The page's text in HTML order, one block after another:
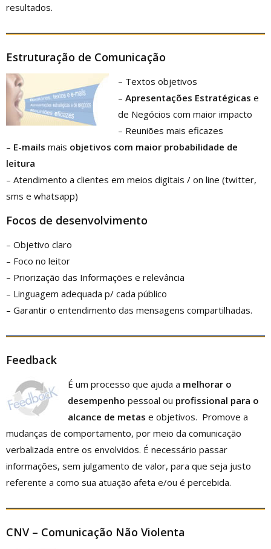
resultados.
Estruturação de Comunicação
– Textos objetivos
– Apresentações Estratégicas e
de Negócios com maior impacto
– Reuniões mais eficazes
– E-mails mais objetivos com maior probabilidade de
leitura
– Atendimento a clientes em meios digitais / on line (twitter,
sms e whatsapp)
Focos de desenvolvimento
– Objetivo claro
– Foco no leitor
– Priorização das Informações e relevância
– Linguagem adequada p/ cada público
– Garantir o entendimento das mensagens compartilhadas.
Feedback
É um processo que ajuda a melhorar o
desempenho pessoal ou profissional para o
alcance de metas e objetivos. Promove a
mudanças de comportamento, por meio da comunicação
verbalizada entre os envolvidos. É necessário passar
informações, sem julgamento de valor, para que seja justo
referente a como sua atuação afeta e/ou é percebida.
CNV – Comunicação Não Violenta